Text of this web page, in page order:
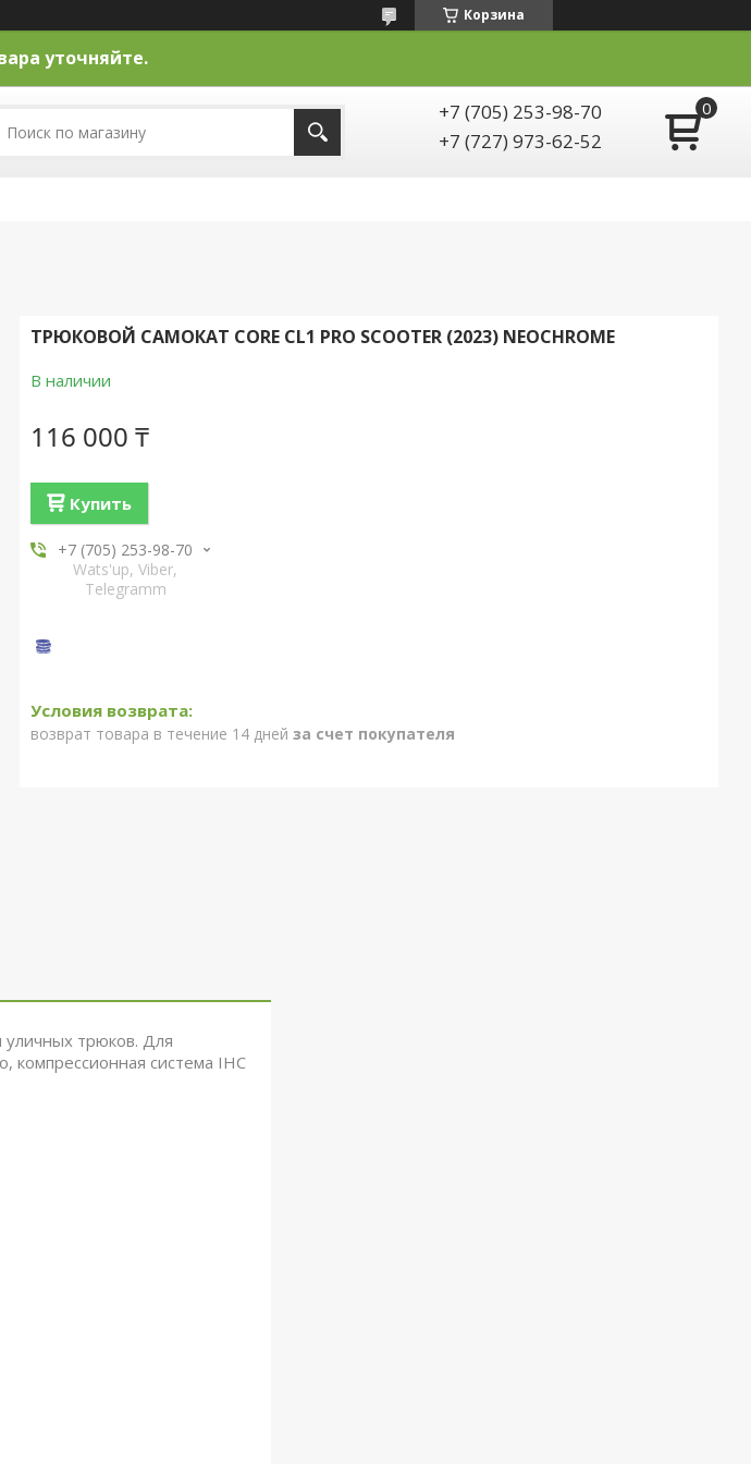
Корзина
уточняйте.
+7 (705) 253-98-70
+7 (727) 973-62-52
ТРЮКОВОЙ САМОКАТ CORE CL1 PRO SCOOTER (2023) NEOCHROME
В наличии
116 000 ₸
Купить
+7 (705) 253-98-70
Wats'up, Viber,
Telegramm
возврат товара в течение 14 дней за счет покупателя
уличных трюков. Для
компрессионная система IHC